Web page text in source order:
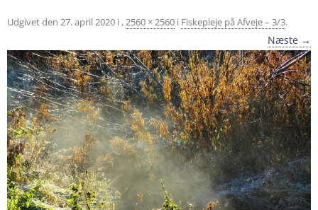
Udgivet den 27. april 2020 i ,2560 × 2560 i Fiskepleje på Afveje – 3/3.
Næste →